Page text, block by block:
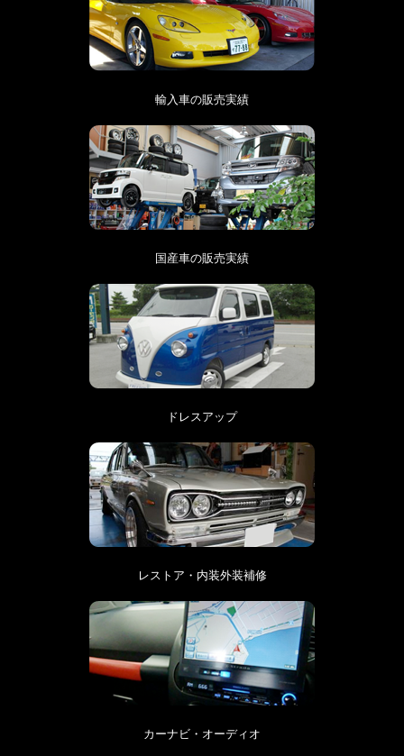
輸入車の販売実績
国産車の販売実績
ドレスアップ
レストア・内装外装補修
カーナビ・オーディオ